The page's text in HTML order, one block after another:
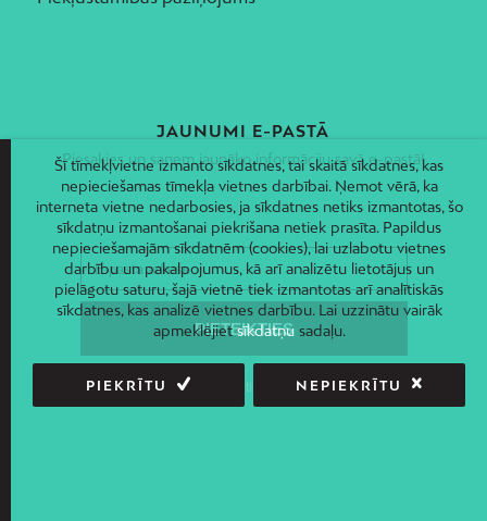
JAUNUMI E-PASTĀ
Piesakies un saņem jaunāko informāciju savā e-pastā!
Šī tīmekļvietne izmanto sīkdatnes, tai skaitā sīkdatnes, kas
nepieciešamas tīmekļa vietnes darbībai. Ņemot vērā, ka
interneta vietne nedarbosies, ja sīkdatnes netiks izmantotas, šo
sīkdatņu izmantošanai piekrišana netiek prasīta. Papildus
nepieciešamajām sīkdatnēm (cookies), lai uzlabotu vietnes
darbību un pakalpojumus, kā arī analizētu lietotājus un
pielāgotu saturu, šajā vietnē tiek izmantotas arī analītiskās
sīkdatnes, kas analizē vietnes darbību. Lai uzzinātu vairāk
apmeklējietsīkdatņusadaļu.
PIEKRĪTU NEPIEKRĪTU